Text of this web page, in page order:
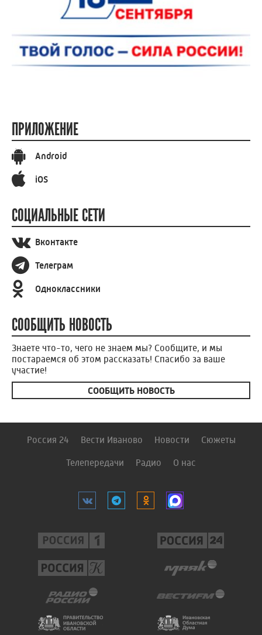
ПРИЛОЖЕНИЕ
Android
iOS
СОЦИАЛЬНЫЕ СЕТИ
Вконтакте
Телеграм
Одноклассники
СООБЩИТЬ НОВОСТЬ
Знаете что-то, чего не знаем мы? Сообщите, и мы
постараемся об этом рассказать! Спасибо за ваше
участие!
СООБЩИТЬ НОВОСТЬ
Россия 24 Вести Иваново Новости Сюжеты
Телепередачи Радио О нас